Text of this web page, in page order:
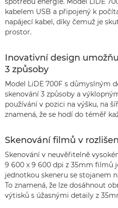
kabelem USB a připojený k
napájecí kabel, díky čemuž je
prostor.
Inovativní design
3 způsoby
Model LiDE 700F s důmyslným
skenování 3 způsoby a
používání v pozici na výšku, na
znamená, že se hodí do téměř
Skenování filmů v
Skenování v neuvěřitelně
9 600 x 9 600 dpi z 35mm filmů
jednotkou skeneru se stojanem
To znamená, že lze dosáhnout
výtisků s úžasnými detaily z